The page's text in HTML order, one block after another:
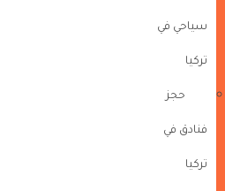
سياحي في
تركيا
حجز
فنادق في
تركيا